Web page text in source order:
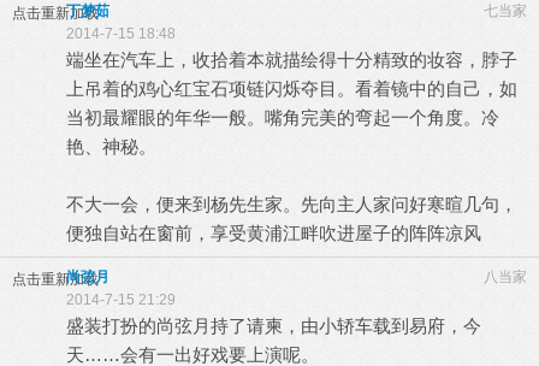
点击重新加载 七当家
丁梦茹
2014-7-15 18:48
端坐在汽车上，收拾着本就描绘得十分精致的妆容，脖子
上吊着的鸡心红宝石项链闪烁夺目。看着镜中的自己，如
当初最耀眼的年华一般。嘴角完美的弯起一个角度。冷
艳、神秘。
不大一会，便来到杨先生家。先向主人家问好寒暄几句，
便独自站在窗前，享受黄浦江畔吹进屋子的阵阵凉风
点击重新加载 八当家
尚弦月
2014-7-15 21:29
盛装打扮的尚弦月持了请柬，由小轿车载到易府，今
天……会有一出好戏要上演呢。